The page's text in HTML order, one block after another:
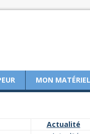
MON MATÉRIEL
Actualité